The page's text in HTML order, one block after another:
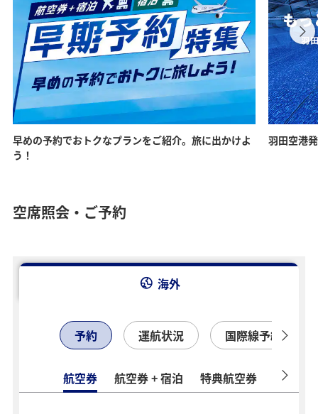
早めの予約でおトクなプランをご紹介。旅に出かけよ
う！
羽田空港
空席照会・ご予約
海外
予約 運航状況 国際線予約確認
航空券 航空券 + 宿泊 特典航空券 ホテル